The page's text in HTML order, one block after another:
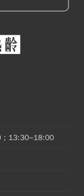
13:30~18:00